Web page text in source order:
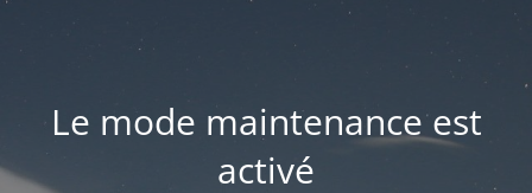
Le mode maintenance est
activé